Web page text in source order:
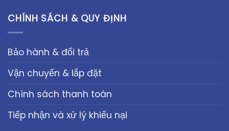
CHÍNH SÁCH & QUY ĐỊNH
Bảo hành & đổi trả
Vận chuyển & lắp đặt
Chính sách thanh toán
Tiếp nhận và xử lý khiếu nại